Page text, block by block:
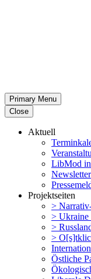
Primary Menu
Close
Aktuell
LibMod
Newsletter
Projekt­seiten
>
> Ukraine
>
>
Östliche